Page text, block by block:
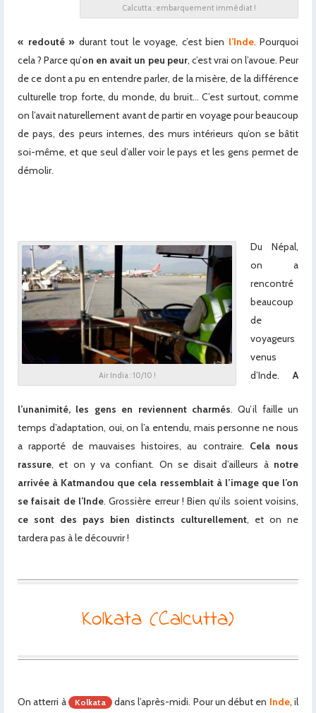
Calcutta : embarquement immédiat !
« redouté » durant tout le voyage, c’est bien l’Inde. Pourquoi
cela ? Parce qu’on en avait un peu peur, c’est vrai on l’avoue. Peur
de ce dont a pu en entendre parler, de la misère, de la différence
culturelle trop forte, du monde, du bruit… C’est surtout, comme
on l’avait naturellement avant de partir en voyage pour beaucoup
de pays, des peurs internes, des murs intérieurs qu’on se bâtit
soi-même, et que seul d’aller voir le pays et les gens permet de
démolir.
Air India : 10/10 !
Du Népal,
on a
rencontré
beaucoup
de
voyageurs
venus
d’Inde.A
l’unanimité, les gens en reviennent charmés. Qu’il faille un
temps d’adaptation, oui, on l’a entendu, mais personne ne nous
a rapporté de mauvaises histoires, au contraire. Cela nous
rassure, et on y va confiant. On se disait d’ailleurs à notre
arrivée à Katmandou que cela ressemblait à l’image que l’on
se faisait de l’Inde. Grossière erreur ! Bien qu’ils soient voisins,
ce sont des pays bien distincts culturellement, et on ne
tardera pas à le découvrir !
Kolkata (Calcutta)
On atterri à Kolkata dans l’après-midi. Pour un début en Inde, il